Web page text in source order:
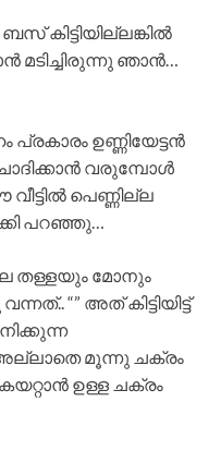
കിട്ടിയില്ലങ്കിൽ
ഞാൻ…
ഉണ്ണിയേട്ടൻ
വരുമ്പോൾ
പെണ്ണില്ല
പറഞ്ഞു…
തള്ളയും മോനും
“” അത് കിട്ടിയിട്ട്
അല്ലാതെ മൂന്നു ചക്രം
കയറ്റാൻ ഉള്ള ചക്രം